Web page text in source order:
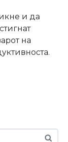
и да
на